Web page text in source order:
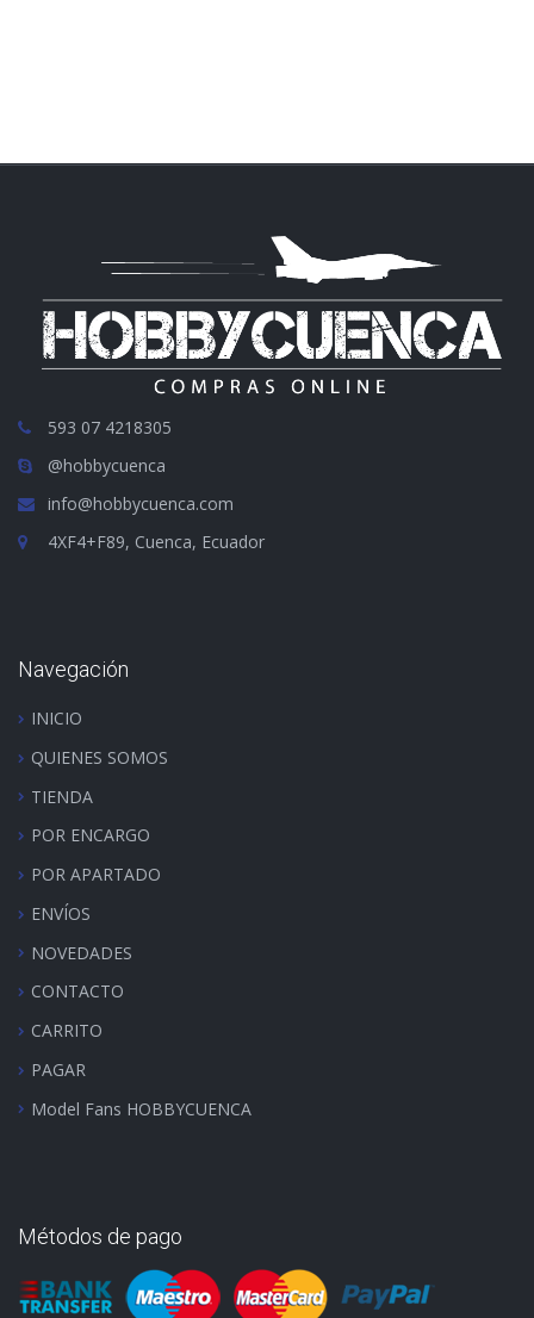
593 07 4218305
@hobbycuenca
info@hobbycuenca.com
4XF4+F89, Cuenca, Ecuador
Navegación
INICIO
QUIENES SOMOS
TIENDA
POR ENCARGO
POR APARTADO
ENVÍOS
NOVEDADES
CONTACTO
CARRITO
PAGAR
Model Fans HOBBYCUENCA
Métodos de pago